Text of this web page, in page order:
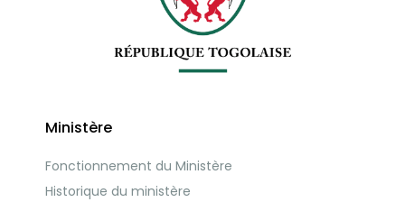
Ministère
Fonctionnement du Ministère
Historique du ministère